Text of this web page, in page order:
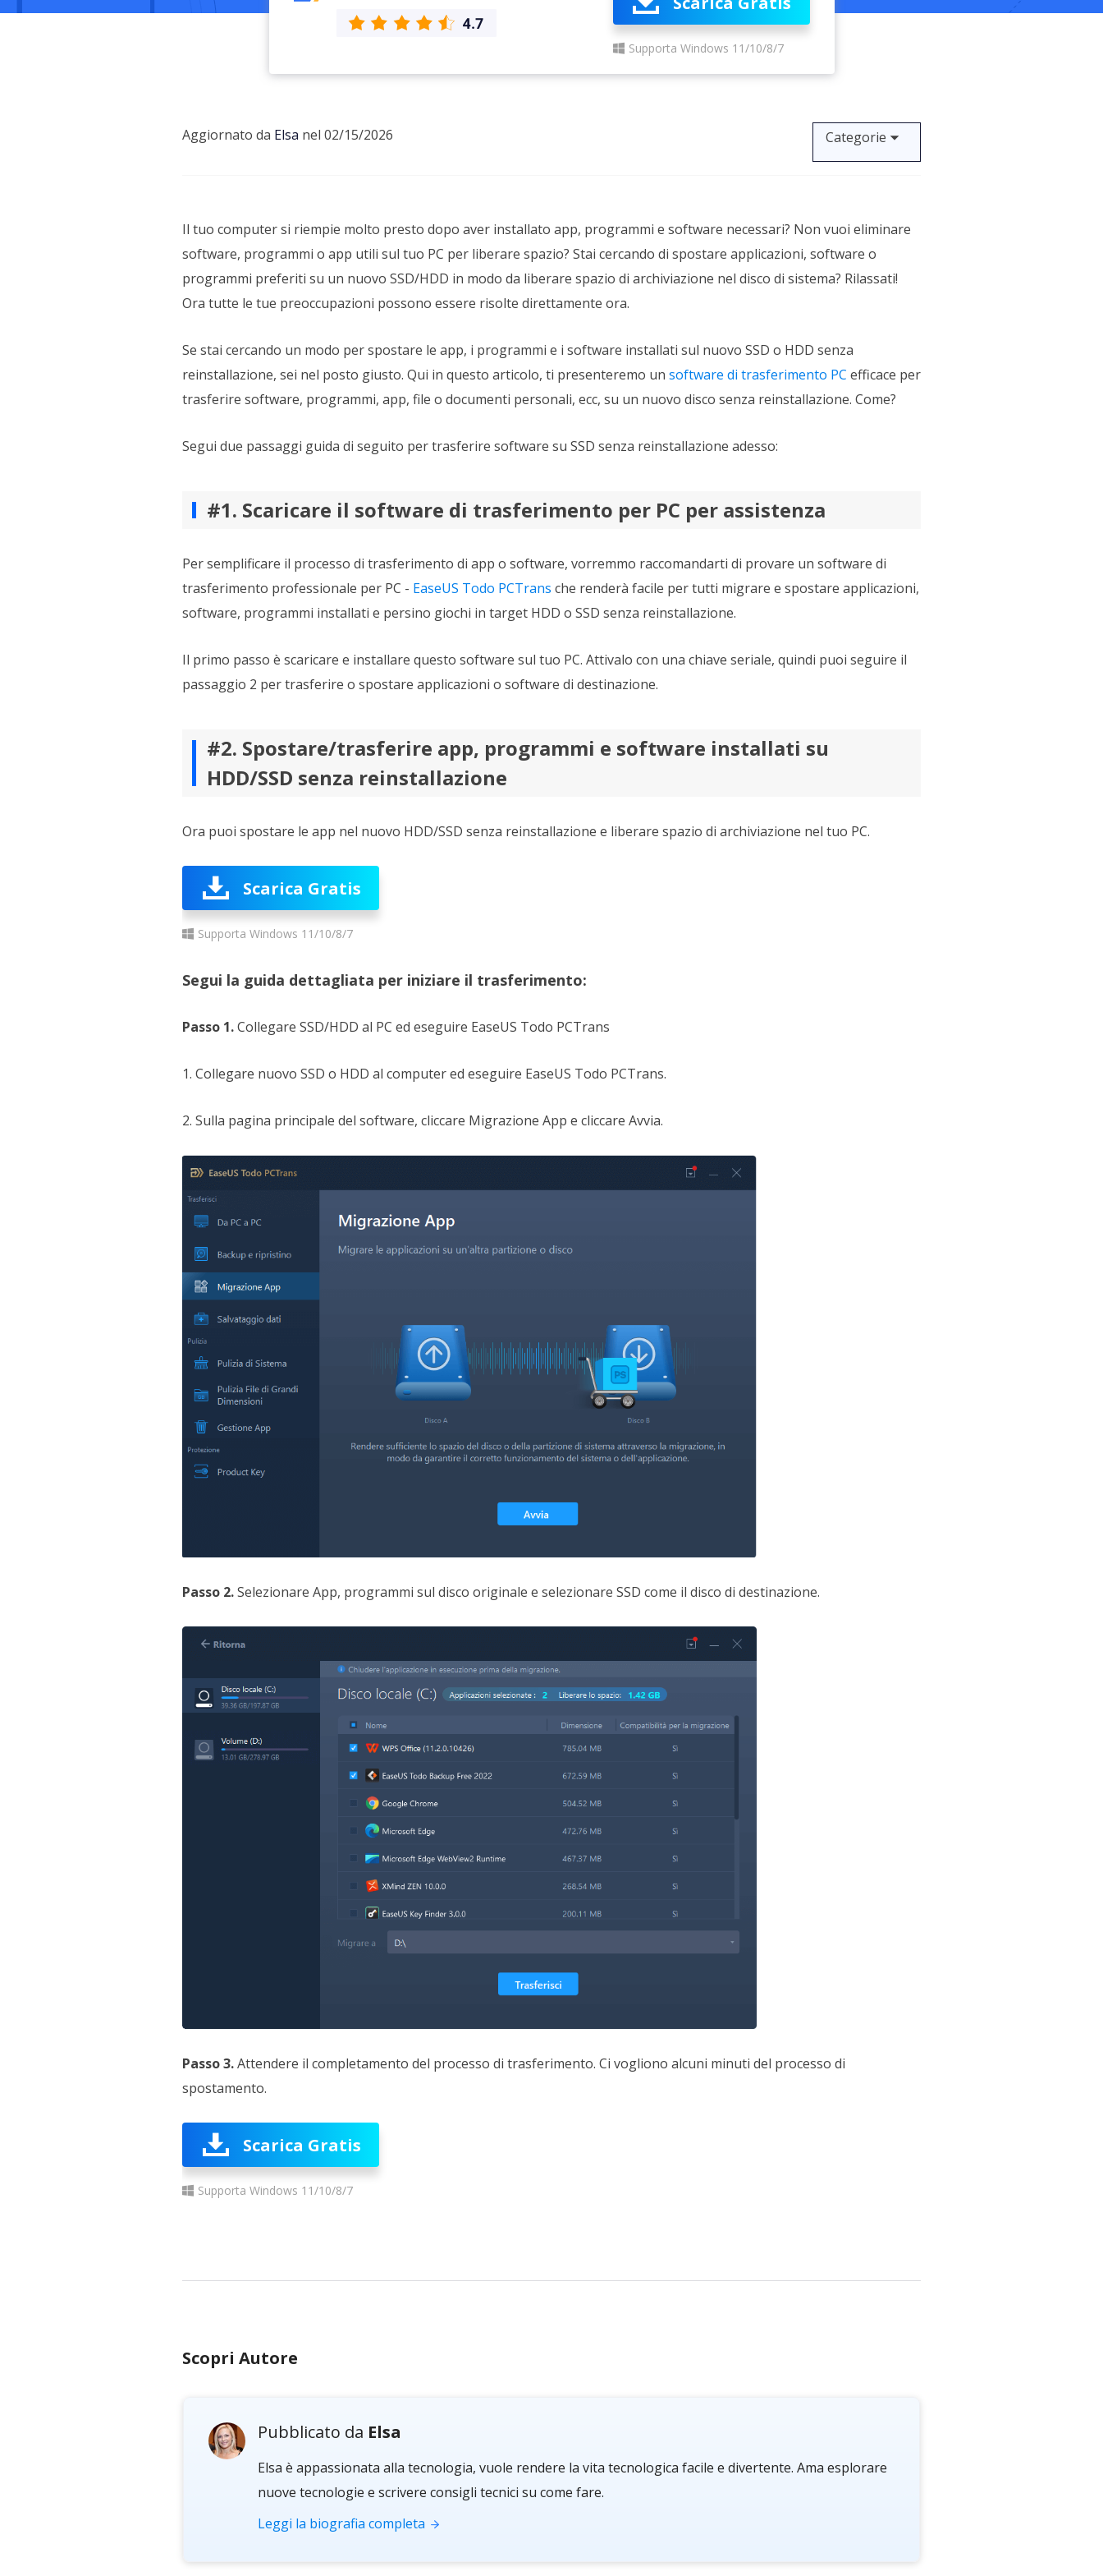
Recupero per MS SQL database
Recupero dati cancellati da SSD
Recupero Foto da Fotocamera
MSPs Service
Video Downloader
Scarica video/audio online
Supporta Windows 11/10/8/7
Aggiornato da Elsa nel 02/15/2026 Categorie
Il tuo computer si riempie molto presto dopo aver installato app, programmi e software necessari? Non vuoi eliminare
software, programmi o app utili sul tuo PC per liberare spazio? Stai cercando di spostare applicazioni, software o
programmi preferiti su un nuovo SSD/HDD in modo da liberare spazio di archiviazione nel disco di sistema? Rilassati!
Ora tutte le tue preoccupazioni possono essere risolte direttamente ora.
Se stai cercando un modo per spostare le app, i programmi e i software installati sul nuovo SSD o HDD senza
reinstallazione, sei nel posto giusto. Qui in questo articolo, ti presenteremo un software di trasferimento PC efficace per
trasferire software, programmi, app, file o documenti personali, ecc, su un nuovo disco senza reinstallazione. Come?
Segui due passaggi guida di seguito per trasferire software su SSD senza reinstallazione adesso:
#1. Scaricare il software di trasferimento per PC per assistenza
Per semplificare il processo di trasferimento di app o software, vorremmo raccomandarti di provare un software di
trasferimento professionale per PC - EaseUS Todo PCTrans che renderà facile per tutti migrare e spostare applicazioni,
software, programmi installati e persino giochi in target HDD o SSD senza reinstallazione.
Il primo passo è scaricare e installare questo software sul tuo PC. Attivalo con una chiave seriale, quindi puoi seguire il
passaggio 2 per trasferire o spostare applicazioni o software di destinazione.
#2. Spostare/trasferire app, programmi e software installati su
HDD/SSD senza reinstallazione
Ora puoi spostare le app nel nuovo HDD/SSD senza reinstallazione e liberare spazio di archiviazione nel tuo PC.
Scarica Gratis
Supporta Windows 11/10/8/7
Segui la guida dettagliata per iniziare il trasferimento:
Passo 1.Collegare SSD/HDD al PC ed eseguire EaseUS Todo PCTrans
1. Collegare nuovo SSD o HDD al computer ed eseguire EaseUS Todo PCTrans.
2. Sulla pagina principale del software, cliccare Migrazione App e cliccare Avvia.
Passo 2.Selezionare App, programmi sul disco originale e selezionare SSD come il disco di destinazione.
Passo 3.Attendere il completamento del processo di trasferimento. Ci vogliono alcuni minuti del processo di
spostamento.
Scarica Gratis
Supporta Windows 11/10/8/7
Scopri Autore
Pubblicato da Elsa
Elsa è appassionata alla tecnologia, vuole rendere la vita tecnologica facile e divertente. Ama esplorare
nuove tecnologie e scrivere consigli tecnici su come fare.
Leggi la biografia completa